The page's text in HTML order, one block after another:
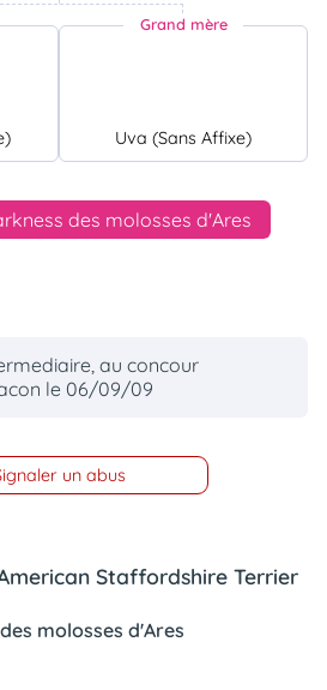
Grand mère
Uva (Sans Affixe)
des molosses d'Ares
au concour
le 06/09/09
un abus
Staffordshire Terrier
molosses d'Ares